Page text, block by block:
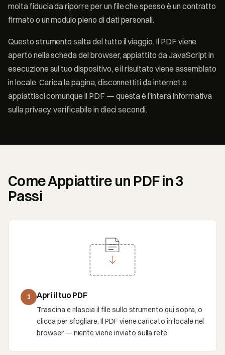
molta fiducia da riporre per un file che spesso è un contratto
firmato o un modulo pieno di dati personali.
Questo strumento salta del tutto il viaggio. Il PDF viene
aperto nella scheda del browser, appiattito da JavaScript in
esecuzione sul tuo dispositivo, e il risultato viene assemblato
in locale. Carica la pagina, disconnettiti da internet e
appiattisci comunque il PDF — questa è l'intera informativa
sulla privacy, verificabile in dieci secondi.
Come Appiattire un PDF in 3
Passi
1 Apri il tuo PDF
Trascina e rilascia il file sullo strumento qui sopra, o
clicca per sfogliare. Il PDF viene caricato in locale nel
browser — niente viene inviato sulla rete.